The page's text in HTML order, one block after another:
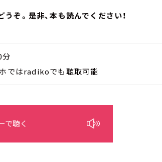
ぞ。是非、本も読んでください！
分
ホではradikoでも聴取可能
で聴く